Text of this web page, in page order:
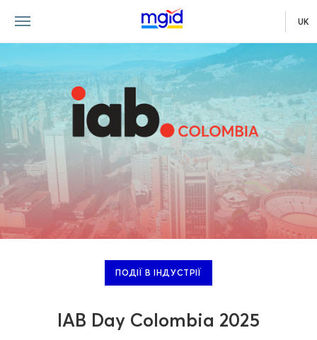
UK
IAB Day Colombia 2025
ПОДІЇ В ІНДУСТРІЇ